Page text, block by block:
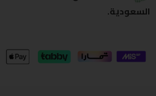
السعودية.